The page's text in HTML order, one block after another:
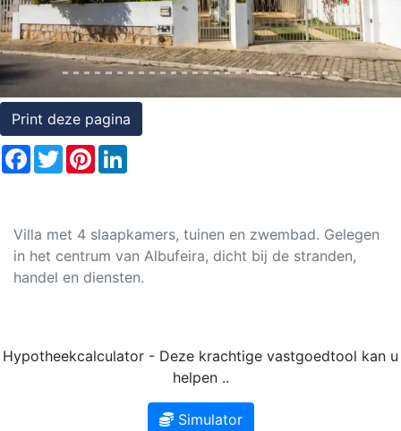
Rechten
op
onroerend
goed
Print deze pagina
Facebook
TwitterPinterest
Villa met 4 slaapkamers, tuinen en zwembad. Gelegen
in het centrum van Albufeira, dicht bij de stranden,
handel en diensten.
Hypotheekcalculator - Deze krachtige vastgoedtool kan u
helpen ..
Simulator